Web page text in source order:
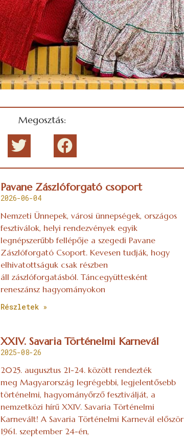
Megosztás:
Pavane Zászlóforgató csoport
2026-06-04
Nemzeti Ünnepek, városi ünnepségek, országos
fesztiválok, helyi rendezvények egyik
legnépszerűbb fellépője a szegedi Pavane
Zászlóforgató Csoport. Kevesen tudják, hogy
elhivatottságuk csak részben
áll zászlóforgatásból. Táncegyüttesként
reneszánsz hagyományokon
Részletek »
XXIV. Savaria Történelmi Karnevál
2025-08-26
2025. augusztus 21-24. között rendezték
meg Magyarország legrégebbi, legjelentősebb
történelmi, hagyományőrző fesztiválját, a
nemzetközi hírű XXIV. Savaria Történelmi
Karnevált! A Savaria Történelmi Karnevál először
1961. szeptember 24-én,